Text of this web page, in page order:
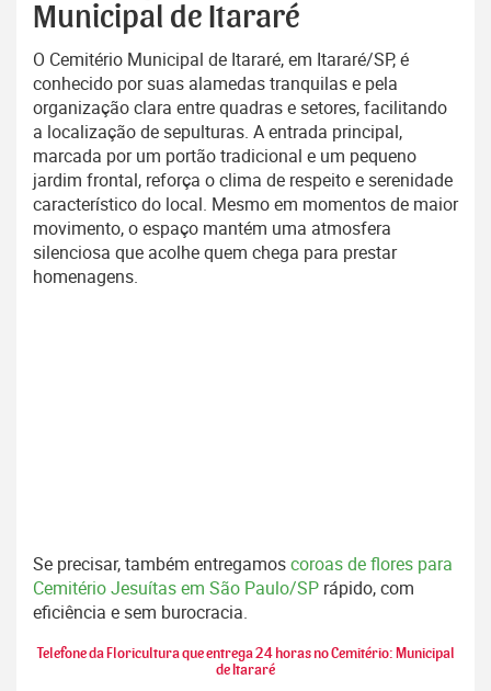
Municipal de Itararé
O Cemitério Municipal de Itararé, em Itararé/SP, é
conhecido por suas alamedas tranquilas e pela
organização clara entre quadras e setores, facilitando
a localização de sepulturas. A entrada principal,
marcada por um portão tradicional e um pequeno
jardim frontal, reforça o clima de respeito e serenidade
característico do local. Mesmo em momentos de maior
movimento, o espaço mantém uma atmosfera
silenciosa que acolhe quem chega para prestar
homenagens.
Se precisar, também entregamoscoroas de flores para
Cemitério Jesuítas em São Paulo/SP rápido, com
eficiência e sem burocracia.
Telefone da Floricultura que entrega 24 horas no Cemitério: Municipal
de Itararé